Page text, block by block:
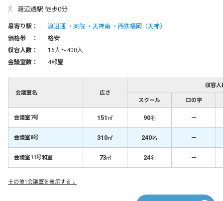
渡辺通駅 徒歩0分
最寄り駅： 渡辺通 薬院 天神南
西鉄福岡（天神）
価格帯 ：
格安
収容人数：
16人〜400人
会議室数：
4部屋
会議室名 広さ
収容人
スクール ロの字
会議室7号 151 ㎡ 90名 －
会議室8号 310㎡ 240名 －
会議室11号和室 73㎡ 24名 －
その他1会議室を表示する↓